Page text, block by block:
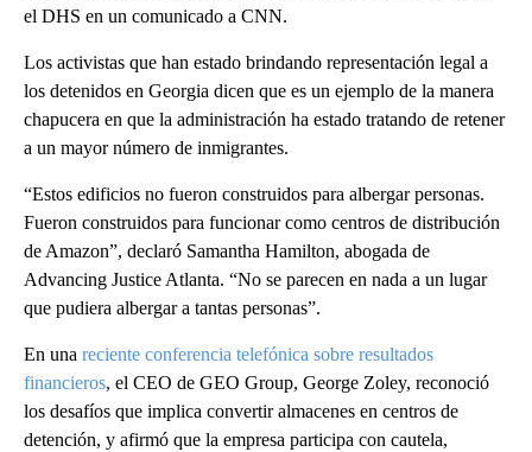
el DHS en un comunicado a CNN.
Los activistas que han estado brindando representación legal a
los detenidos en Georgia dicen que es un ejemplo de la manera
chapucera en que la administración ha estado tratando de retener
a un mayor número de inmigrantes.
“Estos edificios no fueron construidos para albergar personas.
Fueron construidos para funcionar como centros de distribución
de Amazon”, declaró Samantha Hamilton, abogada de
Advancing Justice Atlanta. “No se parecen en nada a un lugar
que pudiera albergar a tantas personas”.
En una reciente conferencia telefónica sobre resultados
financieros, el CEO de GEO Group, George Zoley, reconoció
los desafíos que implica convertir almacenes en centros de
detención, y afirmó que la empresa participa con cautela,